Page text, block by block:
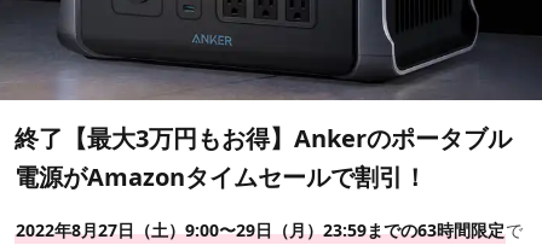
終了【最大3万円もお得】Ankerのポータブル
電源がAmazonタイムセールで割引！
2022年8月27日（土）9:00〜29日（月）23:59までの63時間限定で